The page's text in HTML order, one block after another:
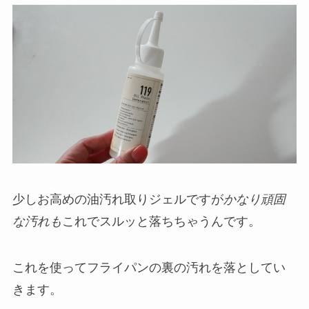
少しお高めの油汚れ取りジェルですがかなり頑固
な汚れも これでスルッと落ちちゃうんです。
これを使ってフライパンの裏の汚れを落としてい
きます。